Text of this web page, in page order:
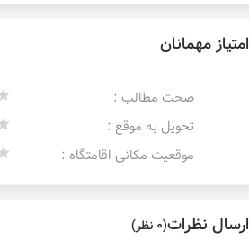
امتیاز مهمانان
صحت مطالب :
تحویل به موقع :
موقعیت مکانی اقامتگاه :
ارسال نظرات(0 نظر)